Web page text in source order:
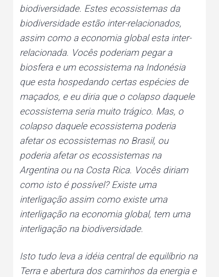
biodiversidade. Estes ecossistemas da
biodiversidade estão inter-relacionados,
assim como a economia global esta inter-
relacionada. Vocês poderiam pegar a
biosfera e um ecossistema na Indonésia
que esta hospedando certas espécies de
maçados, e eu diria que o colapso daquele
ecossistema seria muito trágico. Mas, o
colapso daquele ecossistema poderia
afetar os ecossistemas no Brasil, ou
poderia afetar os ecossistemas na
Argentina ou na Costa Rica. Vocês diriam
como isto é possível? Existe uma
interligação assim como existe uma
interligação na economia global, tem uma
interligação na biodiversidade.
Isto tudo leva a idéia central de equilíbrio na
Terra e abertura dos caminhos da energia e